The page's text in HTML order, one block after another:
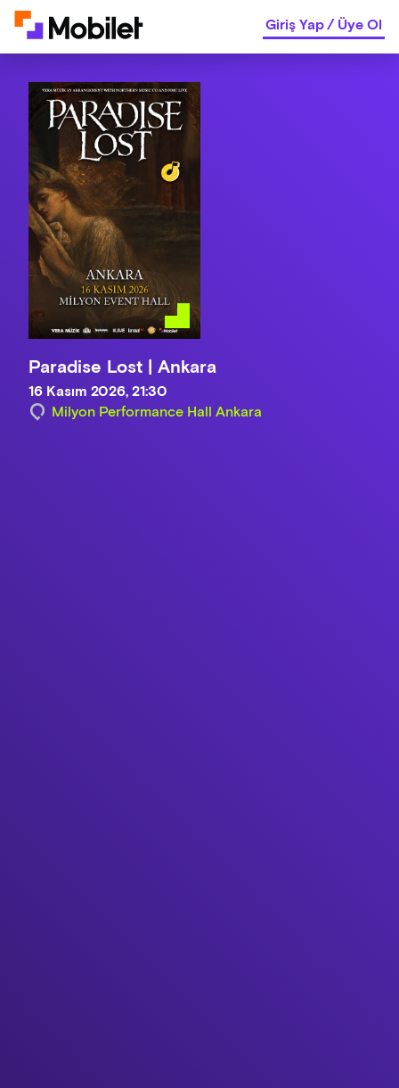
Giriş Yap/Üye Ol
Paradise Lost | Ankara
16 Kasım 2026, 21:30
Milyon Performance Hall Ankara